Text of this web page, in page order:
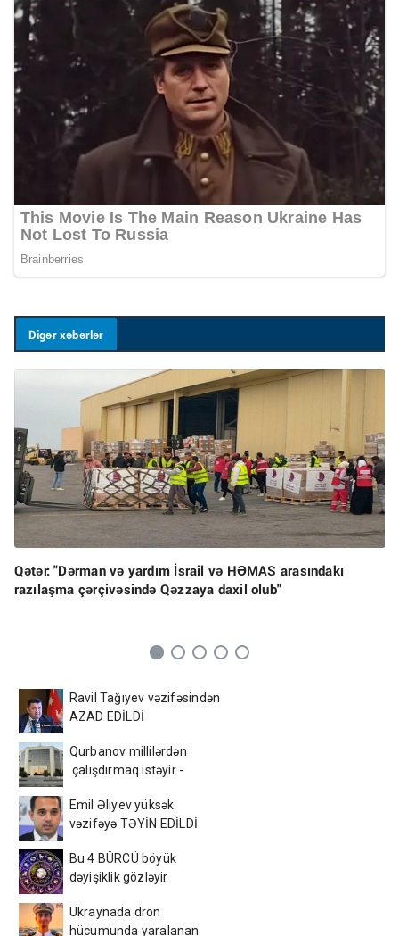
Digər xəbərlər
Qətər: "Dərman və yardım İsrail və HƏMAS arasındakı
razılaşma çərçivəsində Qəzzaya daxil olub"
Ravil Tağıyev vəzifəsindən
AZAD EDİLDİ
Qurbanov millilərdən
çalışdırmaq istəyir -
Emil Əliyev yüksək
vəzifəyə TƏYİN EDİLDİ
Bu 4 BÜRCÜ böyük
dəyişiklik gözləyir
Ukraynada dron
hücumunda yaralanan